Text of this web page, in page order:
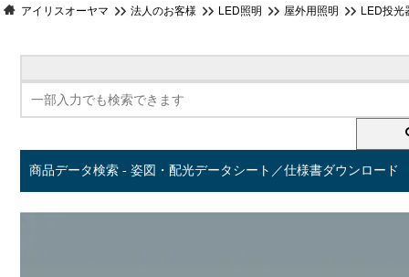
アイリスオーヤマ 法人のお客様 LED照明 屋外用照明 LED投光
商品データ検索 - 姿図・配光データシート／仕様書ダウンロード